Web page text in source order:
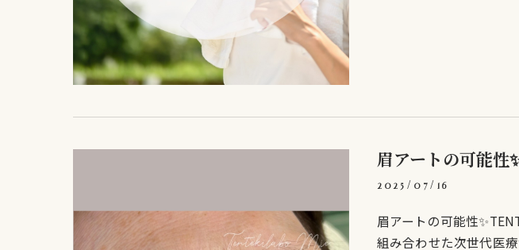
眉アートの可能性
2025/07/16
眉アートの可能性
組み合わせた次世代医